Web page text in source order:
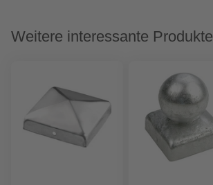
Weitere interessante Produkte